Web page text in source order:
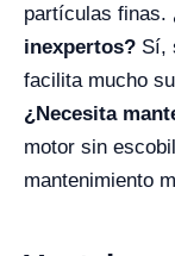
partículas finas.
inexpertos? Sí,
facilita mucho
¿Necesita
motor sin
mantenimiento